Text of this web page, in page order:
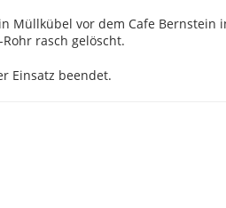
Müllkübel vor dem Cafe Bernstein
rasch gelöscht.
Einsatz beendet.